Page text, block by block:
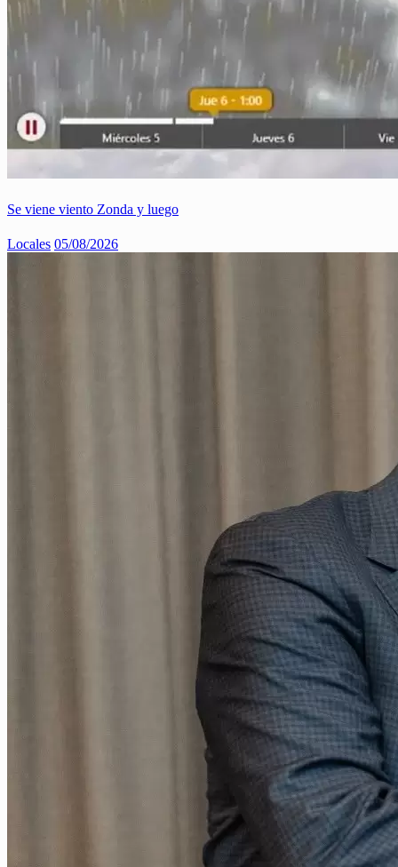
Se viene viento Zonda y luego
Locales 05/08/2026